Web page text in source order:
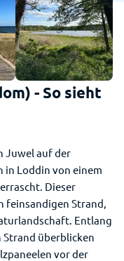
- So sieht
Juwel auf der
in Loddin von einem
Dieser
feinsandigen Strand,
Entlang
Strand überblicken
vor der